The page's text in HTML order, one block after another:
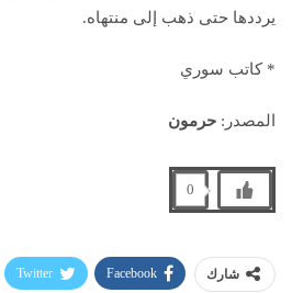
يرددها حتى ذهب إلى منتهاه.
* كاتب سوري
المصدر: حرمون
0
شارك Facebook
Twitter